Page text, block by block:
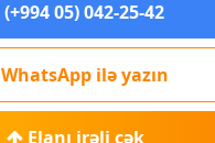
(+994 05) 042-25-42
WhatsApp ilə yazın
Elanı irəli çək